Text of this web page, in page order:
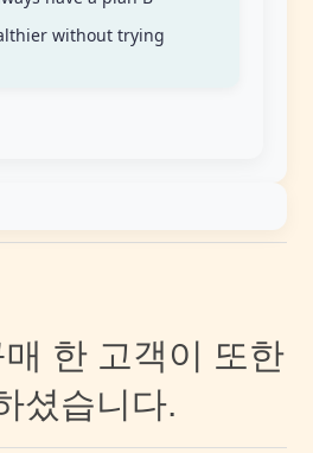
without trying
한 고객이 또한
셨습니다.